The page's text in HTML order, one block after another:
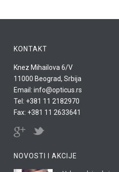
KONTAKT
Knez Mihailova 6/V
11000 Beograd, Srbija
Email: info@opticus.rs
Tel: +381 11 2182970
Fax: +381 11 2633641
NOVOSTI I AKCIJE